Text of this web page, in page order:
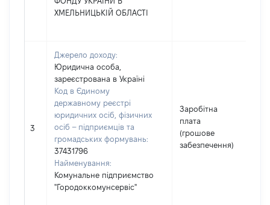
ХМЕЛЬНИЦЬКІЙ ОБЛАСТІ
3
Джерело доходу:
Юридична особа,
зареєстрована в Україні
Код в Єдиному
державному реєстрі
юридичних осіб, фізичних
осіб – підприємців та
громадських формувань:
37431796
Найменування:
Комунальне підприємство
"Городоккомунсервіс"
Заробітна
плата
(грошове
забезпечення)